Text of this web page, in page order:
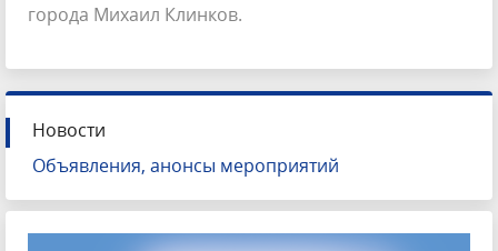
города Михаил Клинков.
Новости
Объявления, анонсы мероприятий